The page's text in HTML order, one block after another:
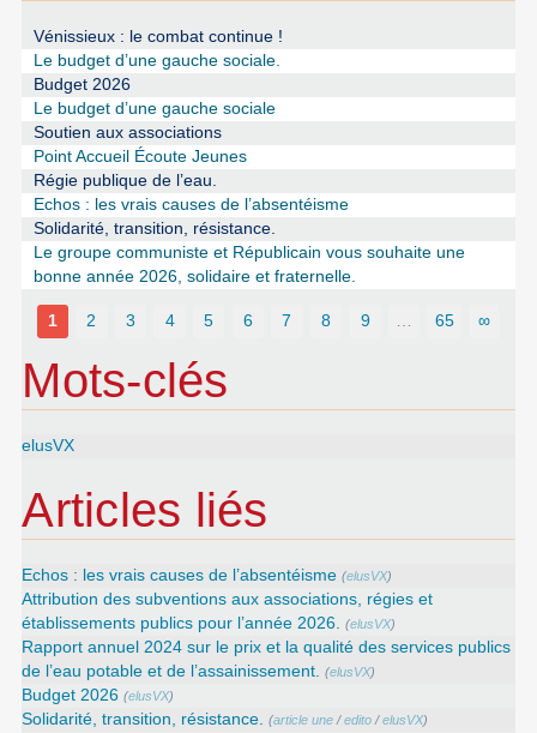
Vénissieux : le combat continue !
Le budget d’une gauche sociale.
Budget 2026
Le budget d’une gauche sociale
Soutien aux associations
Point Accueil Écoute Jeunes
Régie publique de l’eau.
Echos : les vrais causes de l’absentéisme
Solidarité, transition, résistance.
Le groupe communiste et Républicain vous souhaite une
bonne année 2026, solidaire et fraternelle.
1 2 3 4 5 6 7 8 9 65 ∞
Mots-clés
elusVX
Articles liés
Echos : les vrais causes de l’absentéisme (elusVX)
Attribution des subventions aux associations, régies et
établissements publics pour l’année 2026. (elusVX)
Rapport annuel 2024 sur le prix et la qualité des services publics
de l’eau potable et de l’assainissement. (elusVX)
Budget 2026 (elusVX)
Solidarité, transition, résistance. (article une /edito /elusVX)